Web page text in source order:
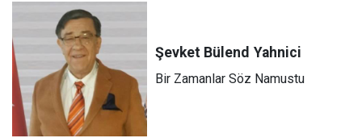
Şevket Bülend Yahnici
Bir Zamanlar Söz Namustu